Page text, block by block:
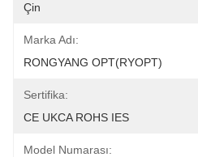
Çin
Marka Adı:
RONGYANG OPT(RYOPT)
Sertifika:
CE UKCA ROHS IES
Model Numarası: